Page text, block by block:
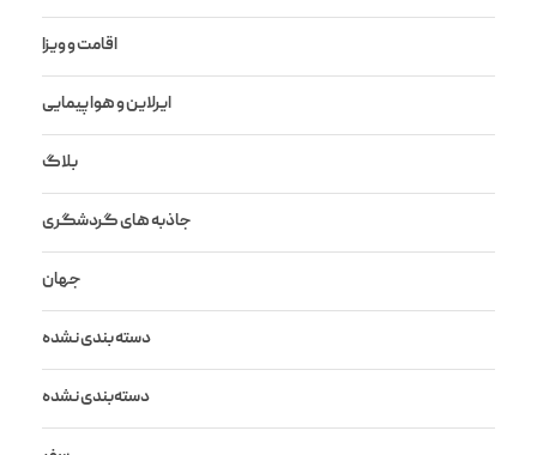
اقامت و ویزا
ایرلاین و هواپیمایی
بلاگ
جاذبه های گردشگری
جهان
دسته بندی نشده
دسته‌بندی نشده